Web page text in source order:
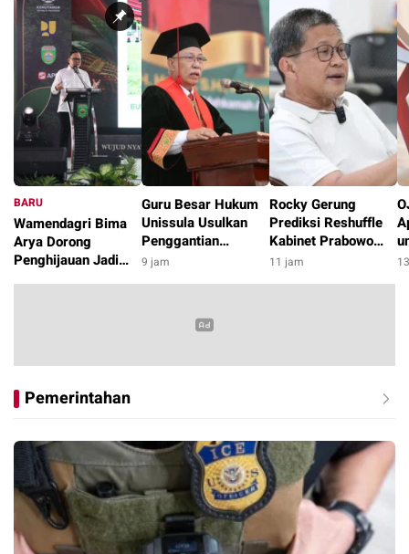
BARU
Wamendagri Bima
Arya Dorong
Penghijauan Jadi
8 jam
Guru Besar Hukum
Unissula Usulkan
Penggantian
Terminologi RUU
9 jam
Rocky Gerung
Prediksi Reshuffle
Kabinet Prabowo
Dimulai Pekan
11 jam
Pemerintahan